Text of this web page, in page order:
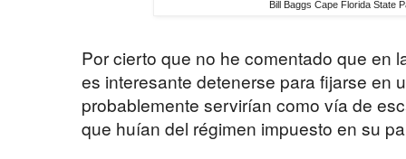
Bill Baggs Cape Florida State
Por cierto que no he comentado que en
es interesante detenerse para fijarse en
probablemente servirían como vía de
que huían del régimen impuesto en su